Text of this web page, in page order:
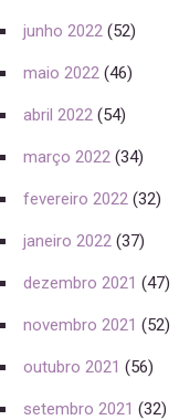
junho 2022 (52)
maio 2022 (46)
abril 2022 (54)
março 2022 (34)
fevereiro 2022 (32)
janeiro 2022 (37)
dezembro 2021 (47)
novembro 2021 (52)
outubro 2021 (56)
setembro 2021 (32)